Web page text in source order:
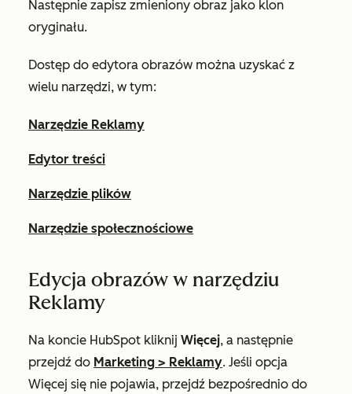
Następnie zapisz zmieniony obraz jako klon
oryginału.
Dostęp do edytora obrazów można uzyskać z
wielu narzędzi, w tym:
Narzędzie Reklamy
Edytor treści
Narzędzie plików
Narzędzie społecznościowe
Edycja obrazów w narzędziu
Reklamy
Na koncie HubSpot kliknij Więcej, a następnie
przejdź do Marketing > Reklamy. Jeśli opcja
Więcej się nie pojawia, przejdź bezpośrednio do